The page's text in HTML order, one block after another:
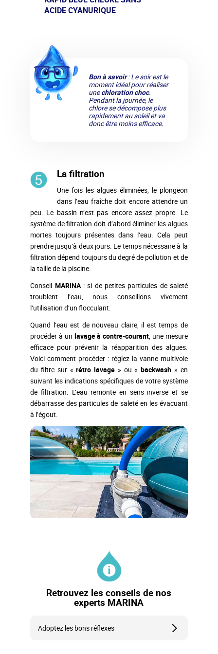
ACIDE CYANURIQUE
Bon à savoir: Le soir est le
moment idéal pour réaliser
unechloration choc.
Pendant la journée, le
chlore se décompose plus
rapidement au soleil et va
donc être moins efficace.
La filtration
Une fois les algues éliminées, le plongeon
dans l’eau fraîche doit encore attendre un
peu. Le bassin n’est pas encore assez propre. Le
système de filtration doit d’abord éliminer les algues
mortes toujours présentes dans l’eau. Cela peut
prendre jusqu’à deux jours. Le temps nécessaire à la
filtration dépend toujours du degré de pollution et de
la taille de la piscine.
Conseil MARINA: si de petites particules de saleté
troublent l’eau, nous conseillons vivement
l’utilisation d’un flocculant.
Quand l’eau est de nouveau claire, il est temps de
procéder à un lavage à contre-courant , une mesure
efficace pour prévenir la réapparition des algues.
Voici comment procéder : réglez la vanne multivoie
du filtre sur «rétro lavage » ou «backwash » en
suivant les indications spécifiques de votre système
de filtration. L’eau remonte en sens inverse et se
débarrasse des particules de saleté en les évacuant
à l’égout.
Retrouvez les conseils de nos
experts MARINA
Adoptez les bons réflexes